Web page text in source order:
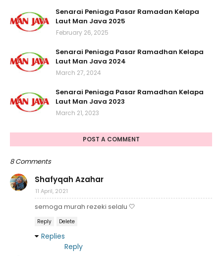
Senarai Peniaga Pasar Ramadan Kelapa
Laut Man Java 2025
February 26, 2025
Senarai Peniaga Pasar Ramadhan Kelapa
Laut Man Java 2024
March 27, 2024
Senarai Peniaga Pasar Ramadhan Kelapa
Laut Man Java 2023
March 21, 2023
POST A COMMENT
8 Comments
Shafyqah Azahar
11 April, 2021
semoga murah rezeki selalu 🤍
Reply Delete
Replies
Reply